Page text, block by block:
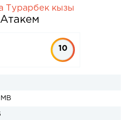
Турарбек кызы
Атакем
10
MB